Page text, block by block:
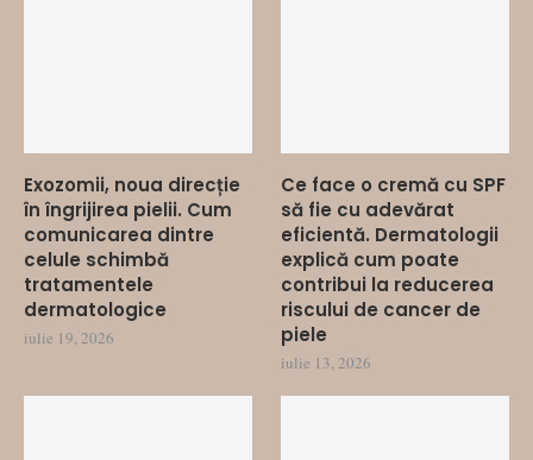
Exozomii, noua direcție
în îngrijirea pielii. Cum
comunicarea dintre
celule schimbă
tratamentele
dermatologice
iulie 19, 2026
Ce face o cremă cu SPF
să fie cu adevărat
eficientă. Dermatologii
explică cum poate
contribui la reducerea
riscului de cancer de
piele
iulie 13, 2026